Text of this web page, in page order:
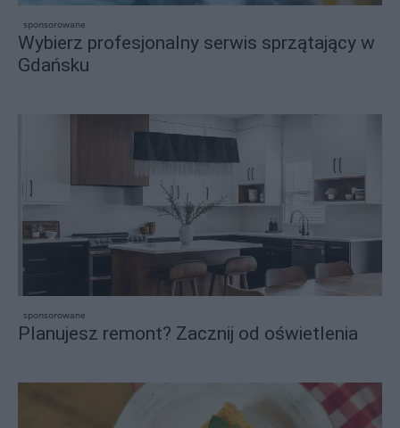
sponsorowane
Wybierz profesjonalny serwis sprzątający w
Gdańsku
sponsorowane
Planujesz remont? Zacznij od oświetlenia